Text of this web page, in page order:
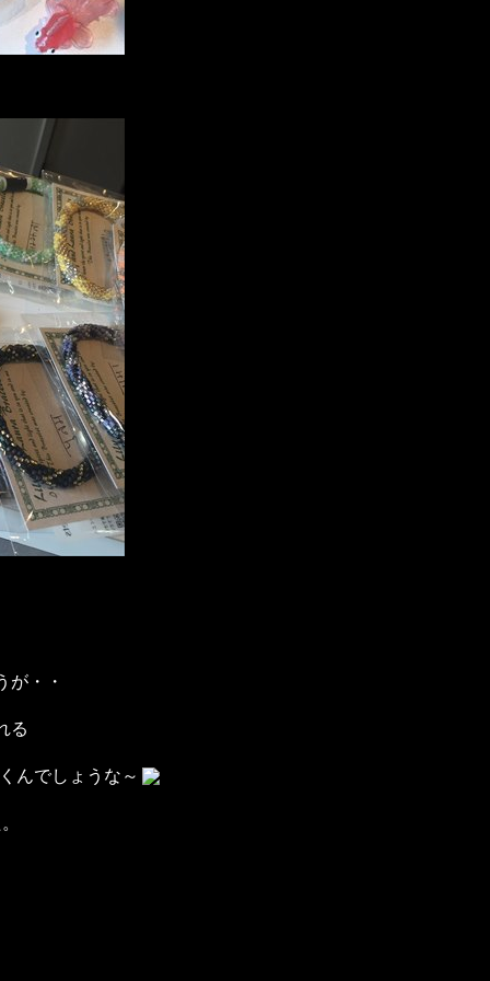
・・
る
んでしょうな～